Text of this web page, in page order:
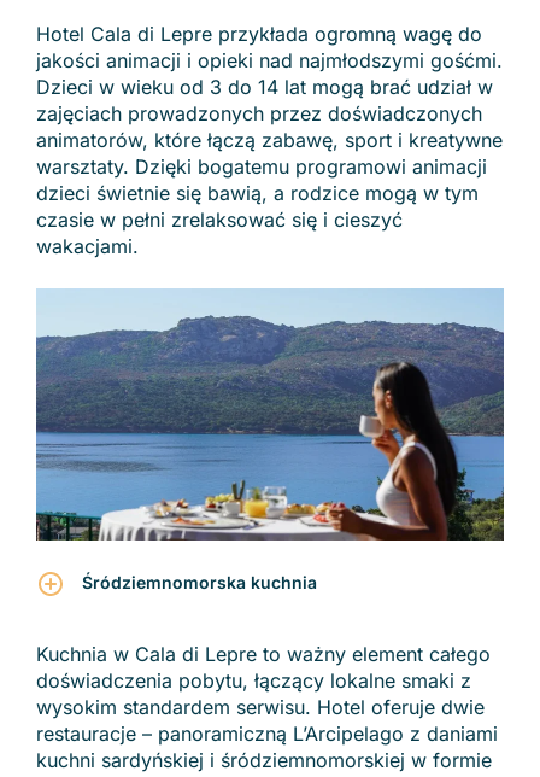
Hotel Cala di Lepre przykłada ogromną wagę do
jakości animacji i opieki nad najmłodszymi gośćmi.
Dzieci w wieku od 3 do 14 lat mogą brać udział w
zajęciach prowadzonych przez doświadczonych
animatorów, które łączą zabawę, sport i kreatywne
warsztaty. Dzięki bogatemu programowi animacji
dzieci świetnie się bawią, a rodzice mogą w tym
czasie w pełni zrelaksować się i cieszyć
wakacjami.
Śródziemnomorska kuchnia
Kuchnia w Cala di Lepre to ważny element całego
doświadczenia pobytu, łączący lokalne smaki z
wysokim standardem serwisu. Hotel oferuje dwie
restauracje – panoramiczną L’Arcipelago z daniami
kuchni sardyńskiej i śródziemnomorskiej w formie